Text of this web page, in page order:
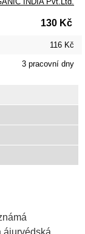
130 Kč
116 Kč
3 pracovní dny
ájurvédská